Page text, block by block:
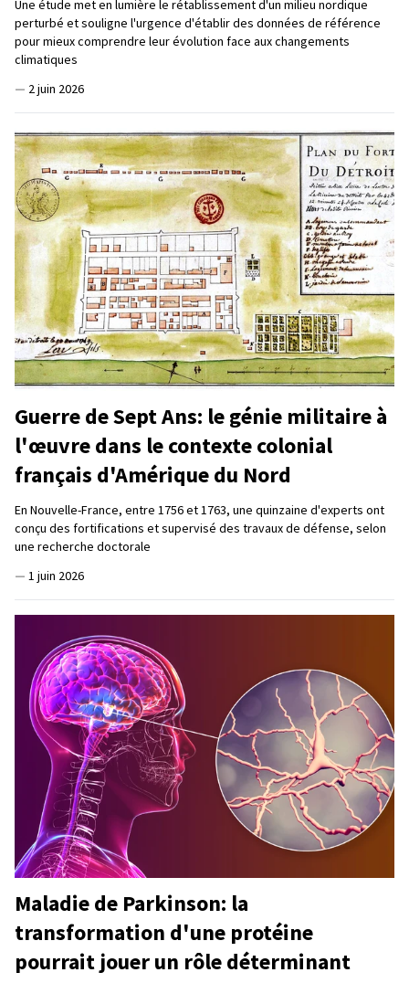
Une étude met en lumière le rétablissement d'un milieu nordique
perturbé et souligne l'urgence d'établir des données de référence
pour mieux comprendre leur évolution face aux changements
climatiques
— 2 juin 2026
Guerre de Sept Ans: le génie militaire à
l'œuvre dans le contexte colonial
français d'Amérique du Nord
En Nouvelle-France, entre 1756 et 1763, une quinzaine d'experts ont
conçu des fortifications et supervisé des travaux de défense, selon
une recherche doctorale
— 1 juin 2026
Maladie de Parkinson: la
transformation d'une protéine
pourrait jouer un rôle déterminant